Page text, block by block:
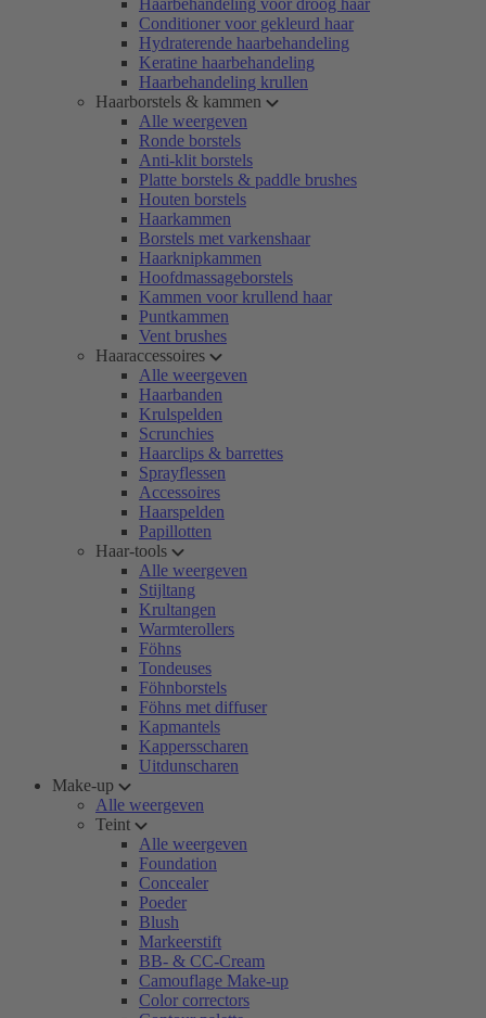
Haarbehandeling voor droog haar
Conditioner voor gekleurd haar
Hydraterende haarbehandeling
Keratine haarbehandeling
Haarbehandeling krullen
Haarborstels & kammen
Alle weergeven
Ronde borstels
Anti-klit borstels
Platte borstels & paddle brushes
Houten borstels
Haarkammen
Borstels met varkenshaar
Haarknipkammen
Hoofdmassageborstels
Kammen voor krullend haar
Puntkammen
Vent brushes
Haaraccessoires
Alle weergeven
Haarbanden
Krulspelden
Scrunchies
Haarclips & barrettes
Sprayflessen
Accessoires
Haarspelden
Papillotten
Haar-tools
Alle weergeven
Stijltang
Krultangen
Warmterollers
Föhns
Tondeuses
Föhnborstels
Föhns met diffuser
Kapmantels
Kappersscharen
Uitdunscharen
Make-up
Alle weergeven
Teint
Alle weergeven
Foundation
Concealer
Poeder
Blush
Markeerstift
BB- & CC-Cream
Camouflage Make-up
Color correctors